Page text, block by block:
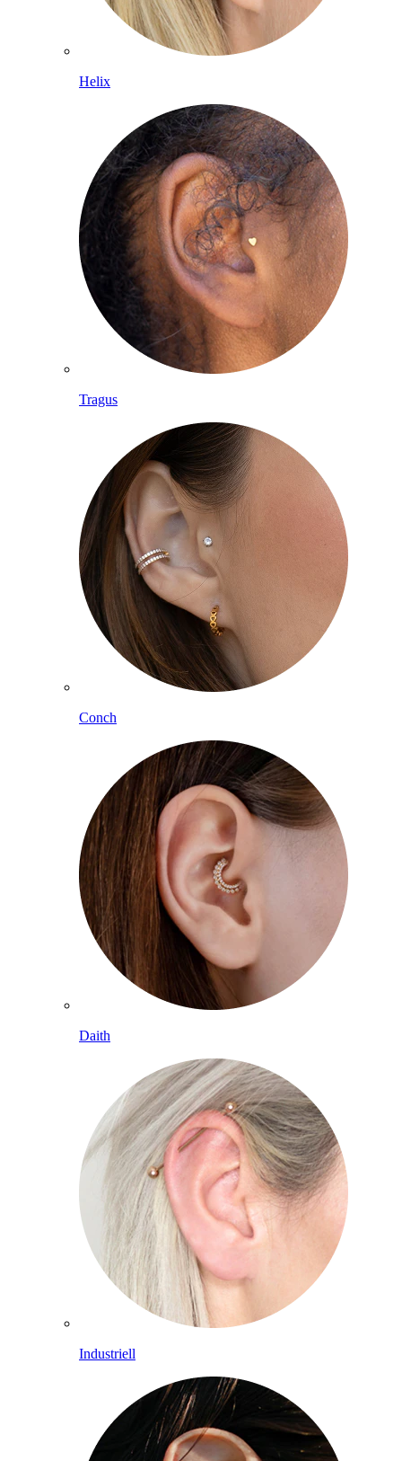
Helix
Tragus
Conch
Daith
Industriell